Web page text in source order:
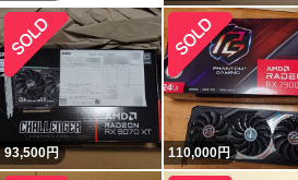
93,500円 110,000円